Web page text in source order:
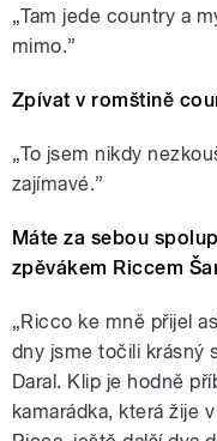
„Tam jede country a
mimo.”
Zpívat v romštině
„To jsem nikdy
zajímavé.”
Máte za sebou
zpěvákem Riccem
„Ricco ke mně přijel
dny jsme točili krásný
Daral. Klip je hodně
kamarádka, která žije